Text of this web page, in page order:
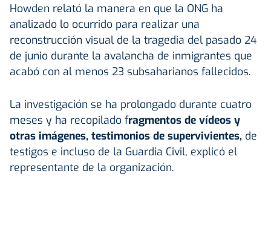
Howden relató la manera en que la ONG ha
analizado lo ocurrido para realizar una
reconstrucción visual de la tragedia del pasado 24
de junio durante la avalancha de inmigrantes que
acabó con al menos 23 subsaharianos fallecidos.
La investigación se ha prolongado durante cuatro
meses y ha recopilado fragmentos de vídeos y
otras imágenes, testimonios de supervivientes, de
testigos e incluso de la Guardia Civil, explicó el
representante de la organización.